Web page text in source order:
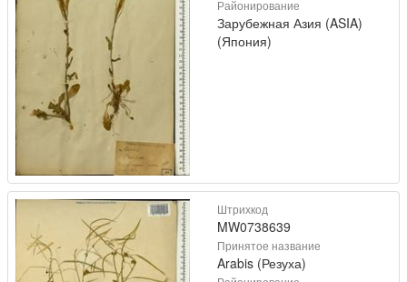
Районирование
Зарубежная Азия (ASIA)
(Япония)
Штрихкод
MW0738639
Принятое название
Arabis (Резуха)